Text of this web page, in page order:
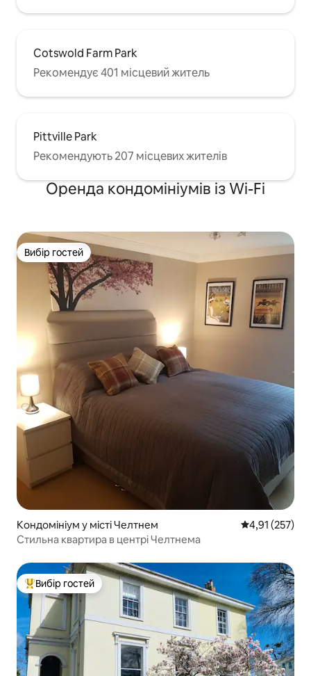
Cotswold Farm Park
Рекомендує 401 місцевий житель
Pittville Park
Рекомендують 207 місцевих жителів
Оренда кондомініумів із Wi-Fi
Вибір гостей
Вибір гостей
Кондомініум у місті Челтнем Середня
4,91 (257)
Стильна квартира в центрі Челтнема
Топ вибір гостей
Вибір гостей